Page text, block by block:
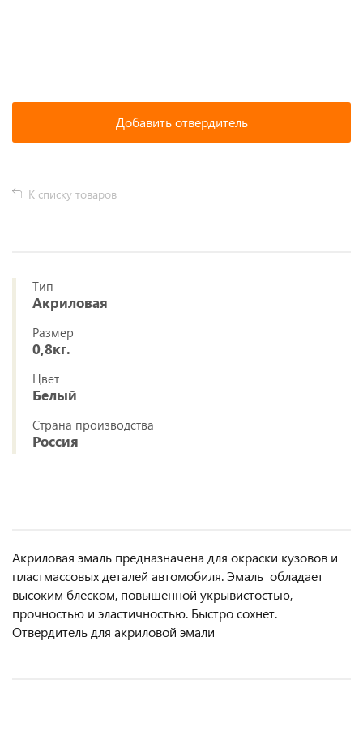
Добавить отвердитель
К списку товаров
Тип
Акриловая
Размер
0,8кг.
Цвет
Белый
Страна производства
Россия
Акриловая эмаль предназначена для окраски кузовов и
пластмассовых деталей автомобиля. Эмаль обладает
высоким блеском, повышенной укрывистостью,
прочностью и эластичностью. Быстро сохнет.
Отвердитель для акриловой эмали